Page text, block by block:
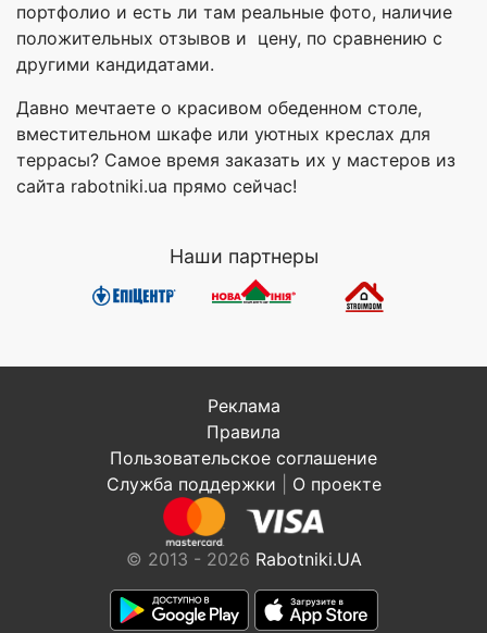
портфолио и есть ли там реальные фото, наличие
положительных отзывов и цену, по сравнению с
другими кандидатами.
Давно мечтаете о красивом обеденном столе,
вместительном шкафе или уютных креслах для
террасы? Самое время заказать их у мастеров из
сайта rabotniki.ua прямо сейчас!
Наши партнеры
Реклама
Правила
Пользовательское соглашение
Служба поддержки
О проекте
© 2013 - 2026 Rabotniki.UA